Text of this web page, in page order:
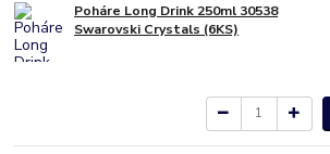
Poháre Long Drink 250ml 30538
Swarovski Crystals (6KS)